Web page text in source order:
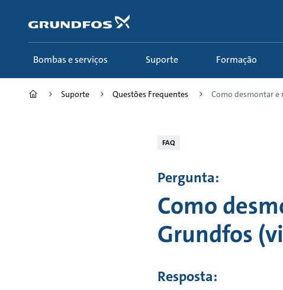
conteúdo
principal
Bombas e serviços Suporte Formação
Suporte Questões Frequentes Como desmontar e
FAQ
Pergunta:
Como
Grundfos
Resposta: